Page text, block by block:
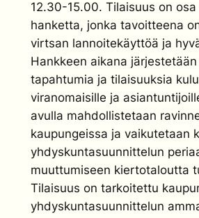
12.30-15.00. Tilaisuus on osa
hanketta, jonka tavoitteena
virtsan lannoitekäyttöä ja
Hankkeen aikana
tapahtumia ja tilaisuuksia
viranomaisille ja
avulla mahdollistetaan
kaupungeissa ja vaikutetaan
yhdyskuntasuunnittelun
muuttumiseen kiertotaloutta
Tilaisuus on tarkoitettu
yhdyskuntasuunnittelun